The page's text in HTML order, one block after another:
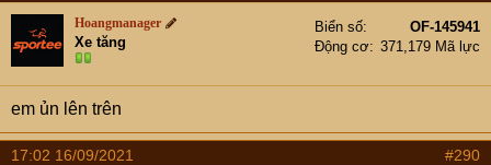
Hoangmanager
Xe tăng
Biển số
OF-145941
Động cơ
371,179 Mã lực
em ủn lên trên
17:02 16/09/2021 #290